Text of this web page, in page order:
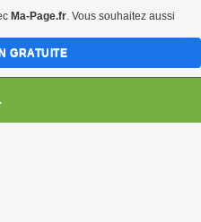
.
Ma-Page.fr. Vous souhaitez aussi
GRATUITE